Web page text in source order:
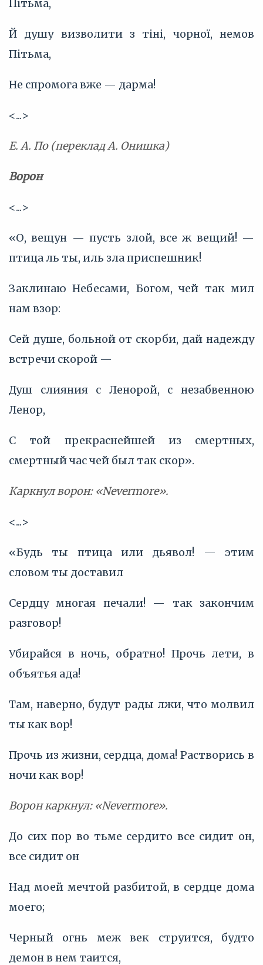
Пітьма,
Й душу визволити з тіні, чорної, немов
Пітьма,
Не спромога вже — дарма!
<...>
Е. А. По (переклад А. Онишка)
Ворон
<...>
«О, вещун — пусть злой, все ж вещий! —
птица ль ты, иль зла приспешник!
Заклинаю Небесами, Богом, чей так мил
нам взор:
Сей душе, больной от скорби, дай надежду
встречи скорой —
Душ слияния с Ленорой, с незабвенною
Ленор,
С той прекраснейшей из смертных,
смертный час чей был так скор».
Каркнул ворон: «Nevermore».
<...>
«Будь ты птица или дьявол! — этим
словом ты доставил
Сердцу многая печали! — так закончим
разговор!
Убирайся в ночь, обратно! Прочь лети, в
объятья ада!
Там, наверно, будут рады лжи, что молвил
ты как вор!
Прочь из жизни, сердца, дома! Растворись в
ночи как вор!
Ворон каркнул: «Nevermore».
До сих пор во тьме сердито все сидит он,
все сидит он
Над моей мечтой разбитой, в сердце дома
моего;
Черный огнь меж век струится, будто
демон в нем таится,